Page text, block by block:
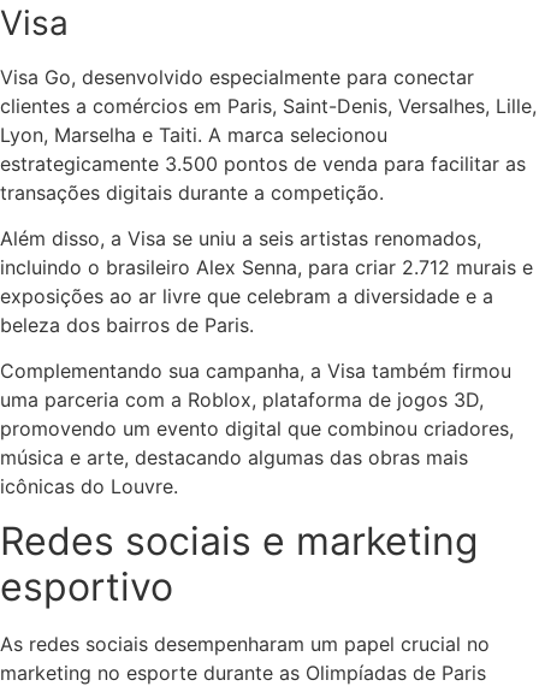
Visa
Visa Go, desenvolvido especialmente para conectar
clientes a comércios em Paris, Saint-Denis, Versalhes, Lille,
Lyon, Marselha e Taiti. A marca selecionou
estrategicamente 3.500 pontos de venda para facilitar as
transações digitais durante a competição.
Além disso, a Visa se uniu a seis artistas renomados,
incluindo o brasileiro Alex Senna, para criar 2.712 murais e
exposições ao ar livre que celebram a diversidade e a
beleza dos bairros de Paris.
Complementando sua campanha, a Visa também firmou
uma parceria com a Roblox, plataforma de jogos 3D,
promovendo um evento digital que combinou criadores,
música e arte, destacando algumas das obras mais
icônicas do Louvre.
Redes sociais e marketing
esportivo
As redes sociais desempenharam um papel crucial no
marketing no esporte durante as Olimpíadas de Paris